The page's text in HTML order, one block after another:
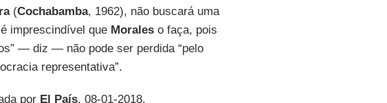
(Cochabamba, 1962), não buscará uma
imprescindível que Moraleso faça, pois
— diz — não pode ser perdida “pelo
representativa”.
por El País, 08-01-2018.